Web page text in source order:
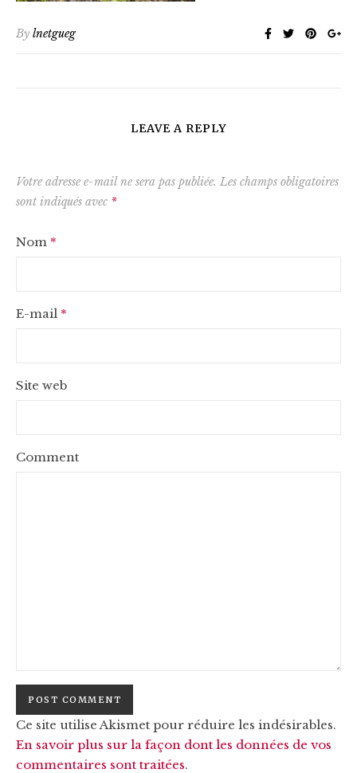
By lnetgueg
LEAVE A REPLY
Votre adresse e-mail ne sera pas publiée. Les champs obligatoires
sont indiqués avec *
Nom *
E-mail *
Site web
Comment
Ce site utilise Akismet pour réduire les indésirables.
En savoir plus sur la façon dont les données de vos
commentaires sont traitées.